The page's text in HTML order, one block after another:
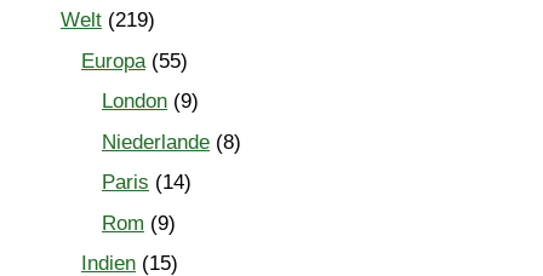
Welt (219)
Europa(55)
London (9)
Niederlande (8)
Paris (14)
Rom (9)
Indien (15)